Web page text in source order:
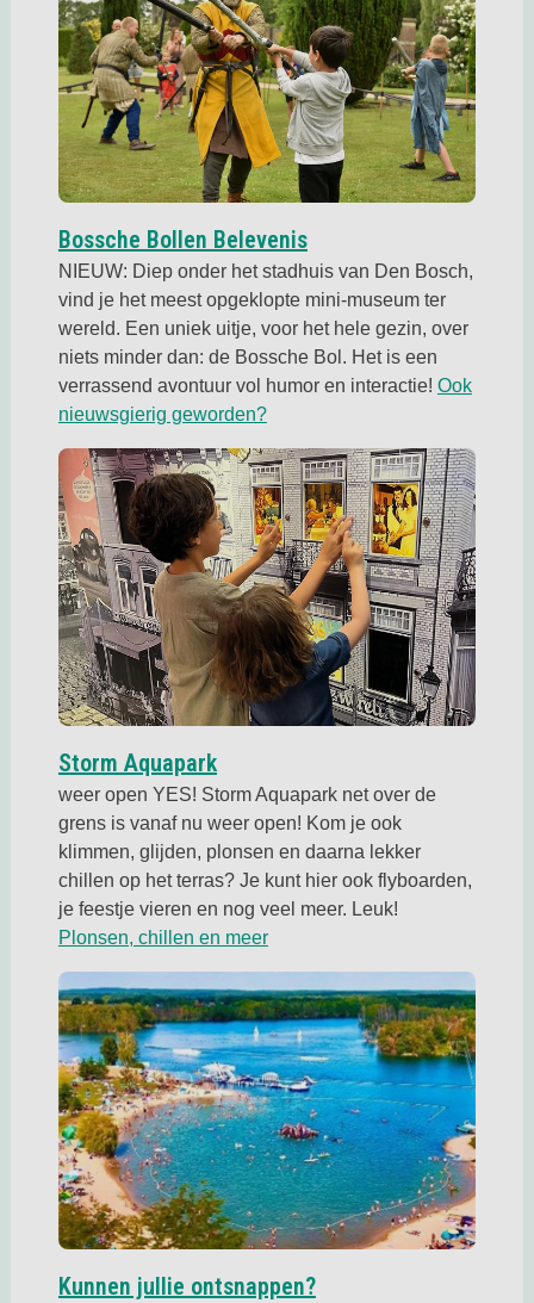
Bossche Bollen BelevenisDeze link opent in een
NIEUW: Diep onder het stadhuis van Den Bosch,
vind je het meest opgeklopte mini-museum ter
wereld. Een uniek uitje, voor het hele gezin, over
niets minder dan: de Bossche Bol. Het is een
verrassend avontuur vol humor en interactie! Ook
nieuwsgierig geworden?Deze link opent in een nieuwe
Storm Aquapark
weer open YES! Storm Aquapark net over de
grens is vanaf nu weer open! Kom je ook
klimmen, glijden, plonsen en daarna lekker
chillen op het terras? Je kunt hier ook flyboarden,
je feestje vieren en nog veel meer. Leuk!
Plonsen, chillen en meerDeze link opent in een nieuwe
Kunnen jullie ontsnappen?Deze link opent in